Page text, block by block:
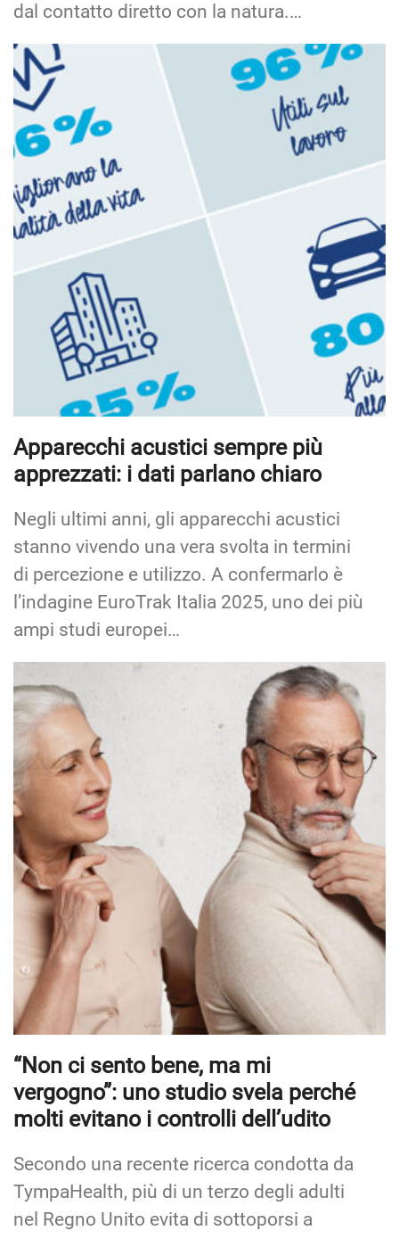
dal contatto diretto con la natura.…
Apparecchi acustici sempre più
apprezzati: i dati parlano chiaro
Negli ultimi anni, gli apparecchi acustici
stanno vivendo una vera svolta in termini
di percezione e utilizzo. A confermarlo è
l’indagine EuroTrak Italia 2025, uno dei più
ampi studi europei…
“Non ci sento bene, ma mi
vergogno”: uno studio svela perché
molti evitano i controlli dell’udito
Secondo una recente ricerca condotta da
TympaHealth, più di un terzo degli adulti
nel Regno Unito evita di sottoporsi a